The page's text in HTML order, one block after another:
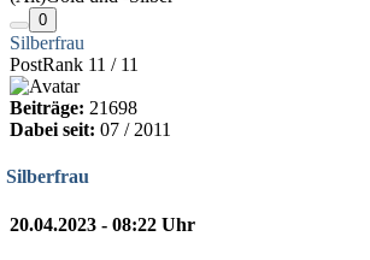
0
Silberfrau
PostRank 11 / 11
Beiträge: 21698
Dabei seit: 07 / 2011
Silberfrau
20.04.2023 - 08:22 Uhr